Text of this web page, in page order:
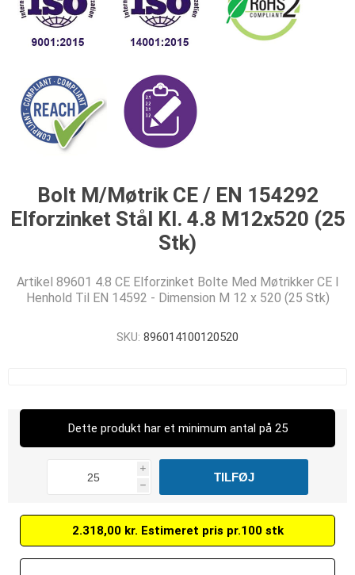
Bolt M/Møtrik CE / EN 154292
Elforzinket Stål Kl. 4.8 M12x520 (25
Stk)
Artikel 89601 4.8 CE Elforzinket Bolte Med Møtrikker CE I
Henhold Til EN 14592 - Dimension M 12 x 520 (25 Stk)
SKU: 896014100120520
Dette produkt har et minimum antal på 25
i
h
2.318,00 kr. Estimeret pris pr.100 stk